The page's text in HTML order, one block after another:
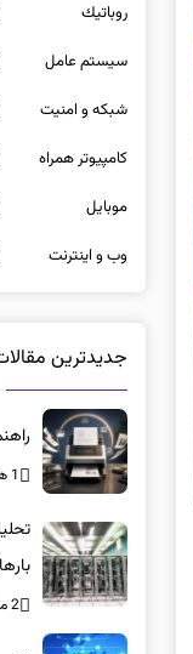
روباتيك
سيستم عامل
شبكه و امنيت
كامپيوتر همراه
موبايل
وب و اينترنت
جدیدترین
1 هفته پیش
2 ماه پیش